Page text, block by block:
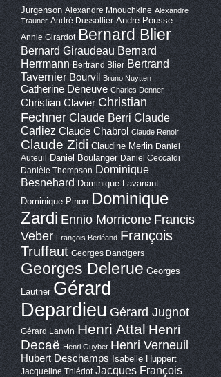
Jurgenson Alexandre Mnouchkine Alexandre
Trauner André Dussollier André Pousse
Annie Girardot Bernard Blier
Bernard Giraudeau Bernard
Herrmann Bertrand Blier Bertrand
Tavernier Bourvil Bruno Nuytten
Catherine Deneuve Charles Denner
Christian Clavier Christian
Fechner Claude Berri Claude
Carliez Claude Chabrol Claude Renoir
Claude Zidi Claudine Merlin Daniel
Auteuil
Daniel Boulanger Daniel Ceccaldi
Danièle Thompson Dominique
Besnehard Dominique Lavanant
Dominique Pinon Dominique
Zardi Ennio Morricone Francis
Veber François Berléand François
Truffaut Georges Dancigers
Georges Delerue Georges
Lautner Gérard
Depardieu Gérard Jugnot
Gérard Lanvin Henri Attal Henri
Decaë Henri Guybet Henri Verneuil
Hubert Deschamps Isabelle Huppert
Jacqueline Thiédot Jacques François